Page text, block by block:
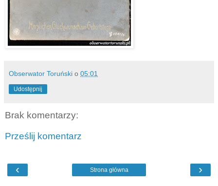
Obserwator Toruński o 05:01
Udostępnij
Brak komentarzy:
Prześlij komentarz
‹ ›
Strona główna